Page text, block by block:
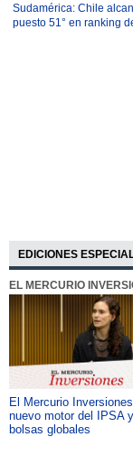
Sudamérica: Chile
puesto 51° en ranking
EDICIONES
EL MERCURIO
El Mercurio
nuevo motor del IPSA
bolsas globales